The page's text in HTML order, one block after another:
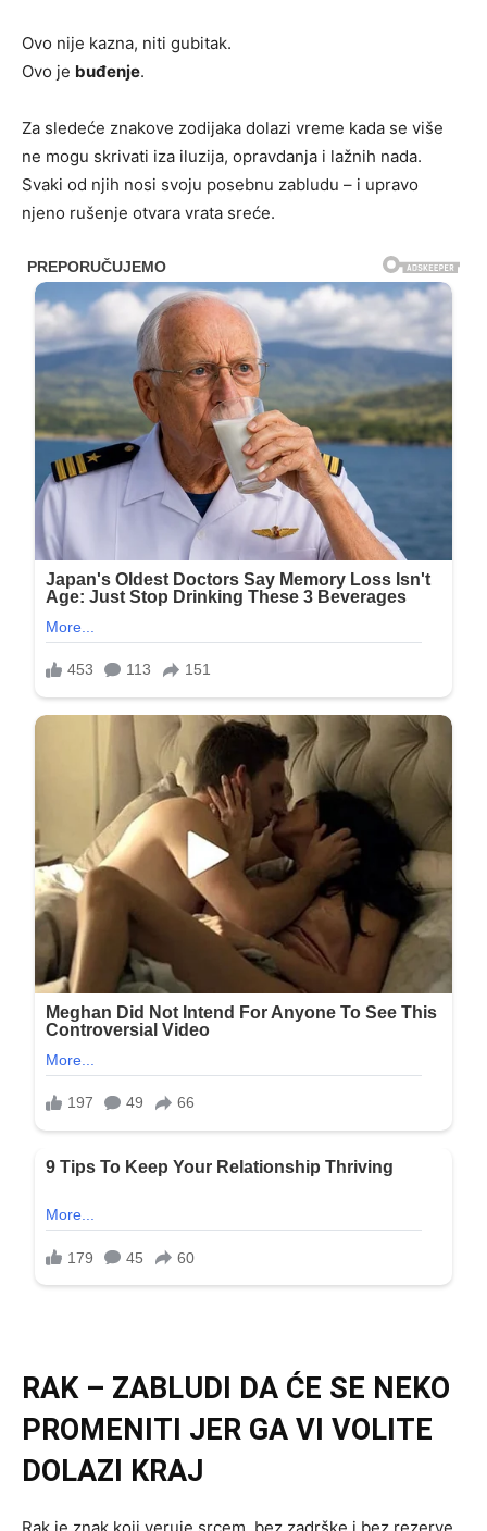
Ovo nije kazna, niti gubitak.
Ovo je buđenje.
Za sledeće znakove zodijaka dolazi vreme kada se više
ne mogu skrivati iza iluzija, opravdanja i lažnih nada.
Svaki od njih nosi svoju posebnu zabludu – i upravo
njeno rušenje otvara vrata sreće.
RAK – ZABLUDI DA ĆE SE NEKO
PROMENITI JER GA VI VOLITE
DOLAZI KRAJ